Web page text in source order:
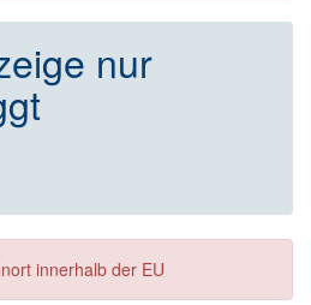
nur
innerhalb der EU